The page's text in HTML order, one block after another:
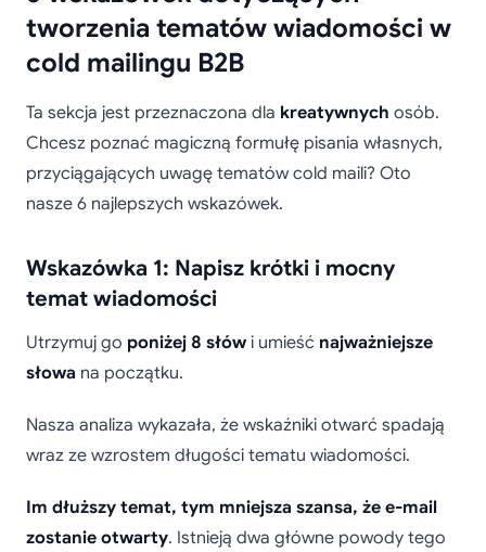
tworzenia tematów wiadomości w
cold mailingu B2B
Ta sekcja jest przeznaczona dla kreatywnych osób.
Chcesz poznać magiczną formułę pisania własnych,
przyciągających uwagę tematów cold maili? Oto
nasze 6 najlepszych wskazówek.
Wskazówka 1: Napisz krótki i mocny
temat wiadomości
Utrzymuj go poniżej 8 słów i umieść najważniejsze
słowa na początku.
Nasza analiza wykazała, że wskaźniki otwarć spadają
wraz ze wzrostem długości tematu wiadomości.
Im dłuższy temat, tym mniejsza szansa, że e-mail
zostanie otwarty. Istnieją dwa główne powody tego